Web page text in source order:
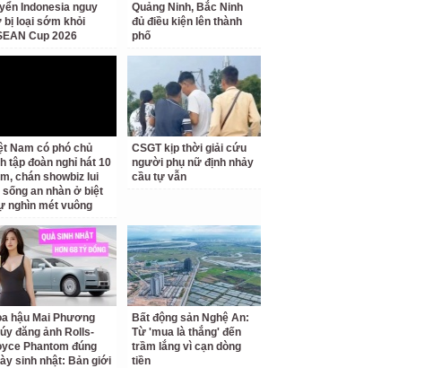
Indonesia nguy
bị loại sớm khỏi
Cup 2026
Quảng Ninh, Bắc Ninh
đủ điều kiện lên thành
phố
Nam có phó chủ
tập đoàn nghỉ hát 10
chán showbiz lui
sống an nhàn ở biệt
nghìn mét vuông
CSGT kịp thời giải cứu
người phụ nữ định nhảy
cầu tự vẫn
hậu Mai Phương
đăng ảnh Rolls-
Phantom đúng
sinh nhật: Bản giới
Bất động sản Nghệ An:
Từ 'mua là thắng' đến
trầm lắng vì cạn dòng
tiền